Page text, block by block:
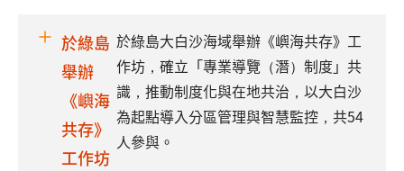
於綠島
舉辦
《嶼海
共存》
工作坊
於綠島大白沙海域舉辦《嶼海共存》工
作坊，確立「專業導覽（潛）制度」共
識，推動制度化與在地共治，以大白沙
為起點導入分區管理與智慧監控，共54
人參與。